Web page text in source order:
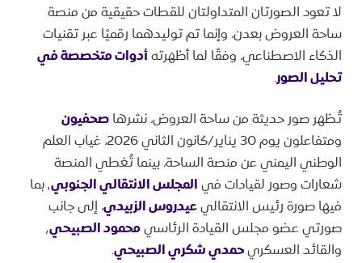
لا تعود الصورتان المتداولتان للقطات حقيقية من منصة
ساحة العروض بعدن، وإنما تم توليدهما رقميًا عبر تقنيات
الذكاء الاصطناعي، وفقًا لما أظهرتهأدوات متخصصة في
تحليل الصور.
تُظهر صور حديثة من ساحة العروض، نشرهاصحفيون
ومتفاعلون يوم 30 يناير/كانون الثاني 2026، غياب العلم
الوطني اليمني عن منصة الساحة، بينما تُغطي المنصة
شعارات وصور لقيادات فيالمجلس الانتقالي الجنوبي ٬ بما
فيها صورة رئيس الانتقاليعيدروس الزبيدي، إلى جانب
صورتي عضو مجلس القيادة الرئاسيمحمود الصبيحي٬
والقائد العسكريحمدي شكري الصبيحي.